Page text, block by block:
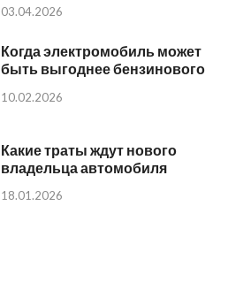
03.04.2026
Когда электромобиль может
быть выгоднее бензинового
10.02.2026
Какие траты ждут нового
владельца автомобиля
18.01.2026